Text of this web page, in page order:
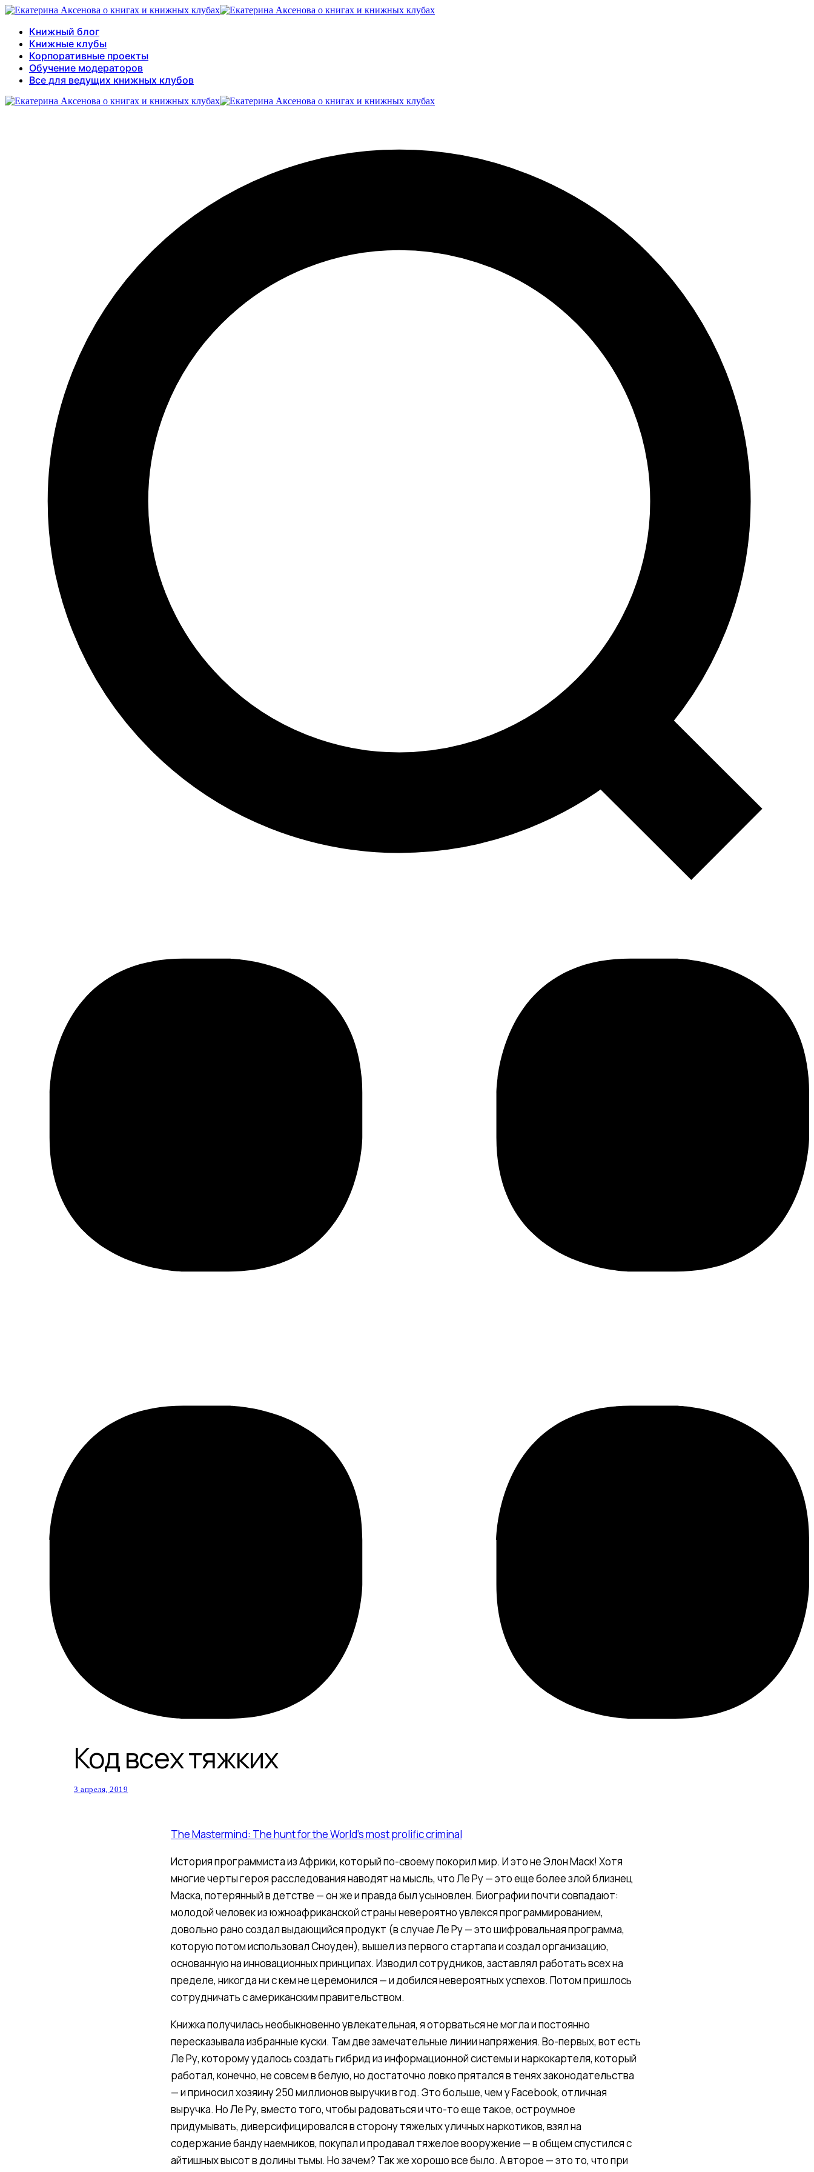
Книжный блог
Книжные клубы
Корпоративные проекты
Обучение модераторов
Все для ведущих книжных клубов
Код всех тяжких
3 апреля, 2019
The Mastermind: The hunt for the World’s most prolific criminal
История программиста из Африки, который по-своему покорил мир. И это не Элон Маск! Хотя
многие черты героя расследования наводят на мысль, что Ле Ру — это еще более злой близнец
Маска, потерянный в детстве — он же и правда был усыновлен. Биографии почти совпадают:
молодой человек из южноафриканской страны невероятно увлекся программированием,
довольно рано создал выдающийся продукт (в случае Ле Ру — это шифровальная программа,
которую потом использовал Сноуден), вышел из первого стартапа и создал организацию,
основанную на инновационных принципах. Изводил сотрудников, заставлял работать всех на
пределе, никогда ни с кем не церемонился — и добился невероятных успехов. Потом пришлось
сотрудничать с американским правительством.
Книжка получилась необыкновенно увлекательная, я оторваться не могла и постоянно
пересказывала избранные куски. Там две замечательные линии напряжения. Во-первых, вот есть
Ле Ру, которому удалось создать гибрид из информационной системы и наркокартеля, который
работал, конечно, не совсем в белую, но достаточно ловко прятался в тенях законодательства
— и приносил хозяину 250 миллионов выручки в год. Это больше, чем у Facebook, отличная
выручка. Но Ле Ру, вместо того, чтобы радоваться и что-то еще такое, остроумное
придумывать, диверсифицировался в сторону тяжелых уличных наркотиков, взял на
содержание банду наемников, покупал и продавал тяжелое вооружение — в общем спустился с
айтишных высот в долины тьмы. Но зачем? Так же хорошо все было. А второе — это то, что при